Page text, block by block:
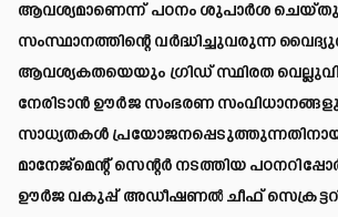
ആവശ്യമാണെന്ന് പഠനം ശുപാർശ
സംസ്ഥാനത്തിന്റെ വർദ്ധിച്ചുവരുന്ന
ആവശ്യകതയെയും ഗ്രിഡ് സ്ഥിരത
നേരിടാൻ ഊർജ സംഭരണ
സാധ്യതകൾ
മാനേജ്മെന്റ് സെന്റർ നടത്തിയ
ഊർജ വകുപ്പ് അഡീഷണൽ ചീഫ്